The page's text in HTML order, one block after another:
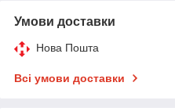
Умови доставки
Нова Пошта
Всі умови доставки